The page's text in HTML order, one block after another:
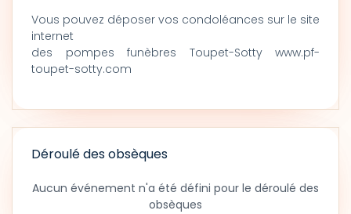
Vous pouvez déposer vos condoléances sur le site
internet
des pompes funèbres Toupet-Sotty www.pf-
toupet-sotty.com
Déroulé des obsèques
Aucun événement n'a été défini pour le déroulé des
obsèques